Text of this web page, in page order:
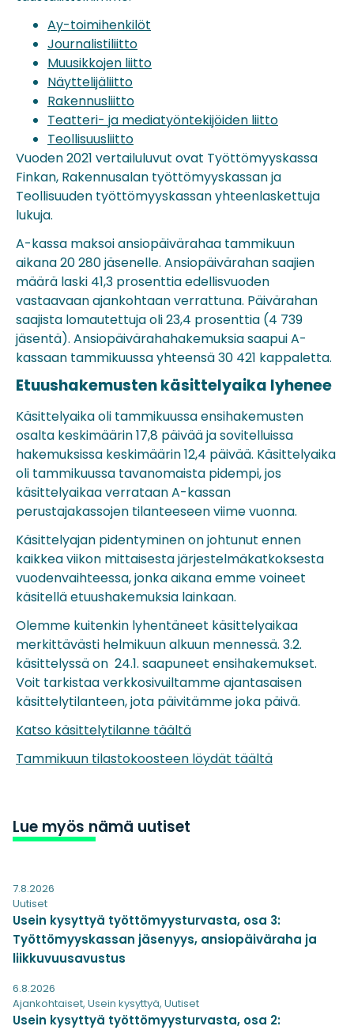
Lue myös nämä uutiset
7.8.2026
Uutiset
Usein kysyttyä työttömyysturvasta, osa 3:
Työttömyyskassan jäsenyys, ansiopäiväraha ja
liikkuvuusavustus
6.8.2026
Ajankohtaiset, Usein kysyttyä, Uutiset
Usein kysyttyä työttömyysturvasta, osa 2:
Ay-toimihenkilöt
Journalistiliitto
Muusikkojen liitto
Näyttelijäliitto
Rakennusliitto
Teatteri- ja mediatyöntekijöiden liitto
Teollisuusliitto
Vuoden 2021 vertailuluvut ovat Työttömyyskassa
Finkan, Rakennusalan työttömyyskassan ja
Teollisuuden työttömyyskassan yhteenlaskettuja
lukuja.
A-kassa maksoi ansiopäivärahaa tammikuun
aikana 20 280 jäsenelle. Ansiopäivärahan saajien
määrä laski 41,3 prosenttia edellisvuoden
vastaavaan ajankohtaan verrattuna. Päivärahan
saajista lomautettuja oli 23,4 prosenttia (4 739
jäsentä). Ansiopäivärahahakemuksia saapui A-
kassaan tammikuussa yhteensä 30 421 kappaletta.
Etuushakemusten käsittelyaika lyhenee
Käsittelyaika oli tammikuussa ensihakemusten
osalta keskimäärin 17,8 päivää ja sovitelluissa
hakemuksissa keskimäärin 12,4 päivää. Käsittelyaika
oli tammikuussa tavanomaista pidempi, jos
käsittelyaikaa verrataan A-kassan
perustajakassojen tilanteeseen viime vuonna.
Käsittelyajan pidentyminen on johtunut ennen
kaikkea viikon mittaisesta järjestelmäkatkoksesta
vuodenvaihteessa, jonka aikana emme voineet
käsitellä etuushakemuksia lainkaan.
Olemme kuitenkin lyhentäneet käsittelyaikaa
merkittävästi helmikuun alkuun mennessä. 3.2.
käsittelyssä on 24.1. saapuneet ensihakemukset.
Voit tarkistaa verkkosivuiltamme ajantasaisen
käsittelytilanteen, jota päivitämme joka päivä.
Katso käsittelytilanne täältä
Tammikuun tilastokoosteen löydät täältä